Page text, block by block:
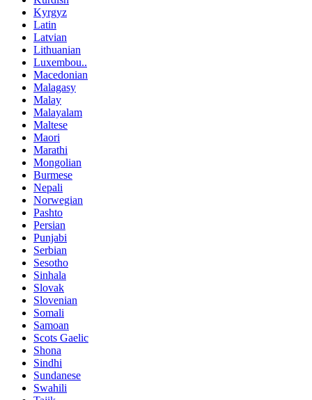
Kyrgyz
Latin
Latvian
Lithuanian
Luxembou..
Macedonian
Malagasy
Malay
Malayalam
Maltese
Maori
Marathi
Mongolian
Burmese
Nepali
Norwegian
Pashto
Persian
Punjabi
Serbian
Sesotho
Sinhala
Slovak
Slovenian
Somali
Samoan
Scots Gaelic
Shona
Sindhi
Sundanese
Swahili